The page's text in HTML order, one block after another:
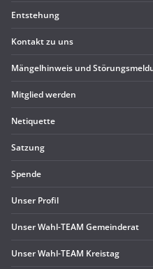
Ent­ste­hung
Kon­takt zu uns
Män­gel­hin­weis und
Mit­glied werden
Neti­quette
Sat­zung
Spende
Unser Pro­fil
Unser Wahl-TEAM Gemeinderat
Unser Wahl-TEAM Kreistag